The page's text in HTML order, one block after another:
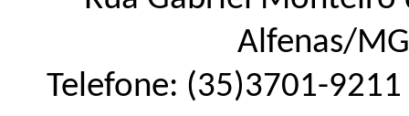
Alfenas/MG
Telefone: (35)3701-9211